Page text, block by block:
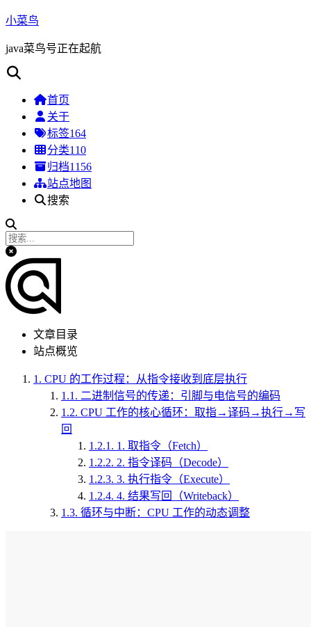
小菜鸟
java菜鸟号正在起航
首页
关于
标签164
分类110
归档1156
站点地图
搜索
文章目录
站点概览
1. CPU 的工作过程：从指令接收到底层执行
1.1. 二进制信号的传递：引脚与电信号的编码
1.2. CPU 工作的核心循环：取指→译码→执行→写
回
1.2.1. 1. 取指令（Fetch）
1.2.2. 2. 指令译码（Decode）
1.2.3. 3. 执行指令（Execute）
1.2.4. 4. 结果写回（Writeback）
1.3. 循环与中断：CPU 工作的动态调整